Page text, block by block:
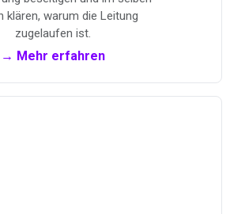
klären, warum die Leitung
zugelaufen ist.
→ Mehr erfahren